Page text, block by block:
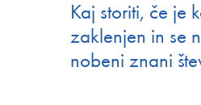
Kaj storiti, če je
zaklenjen in se
nobeni znani